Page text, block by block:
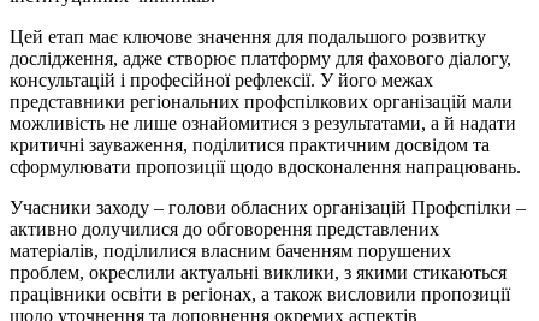
Цей етап має ключове значення для подальшого розвитку
дослідження, адже створює платформу для фахового діалогу,
консультацій і професійної рефлексії. У його межах
представники регіональних профспілкових організацій мали
можливість не лише ознайомитися з результатами, а й надати
критичні зауваження, поділитися практичним досвідом та
сформулювати пропозиції щодо вдосконалення напрацювань.
Учасники заходу – голови обласних організацій Профспілки –
активно долучилися до обговорення представлених
матеріалів, поділилися власним баченням порушених
проблем, окреслили актуальні виклики, з якими стикаються
працівники освіти в регіонах, а також висловили пропозиції
щодо уточнення та доповнення окремих аспектів